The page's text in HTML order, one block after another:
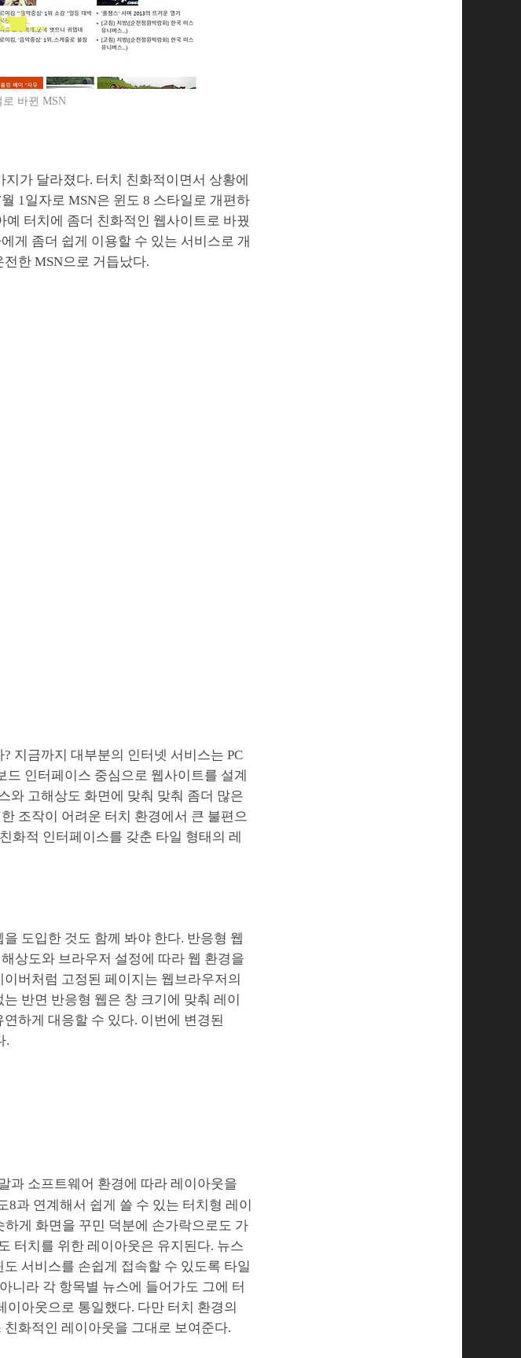
바뀐 MSN
지가 달라졌다. 터치 친화적이면서 상황에
1일자로 MSN은 윈도 8 스타일로 개편하
예 터치에 좀더 친화적인 웹사이트로 바꿨
게 좀더 쉽게 이용할 수 있는 서비스로 개
한 MSN으로 거듭났다.
지금까지 대부분의 인터넷 서비스는 PC
인터페이스 중심으로 웹사이트를 설계
와 고해상도 화면에 맞춰 맞춰 좀더 많은
조작이 어려운 터치 환경에서 큰 불편으
화적 인터페이스를 갖춘 타일 형태의 레
도입한 것도 함께 봐야 한다. 반응형 웹
상도와 브라우저 설정에 따라 웹 환경을
버처럼 고정된 페이지는 웹브라우저의
반면 반응형 웹은 창 크기에 맞춰 레이
하게 대응할 수 있다. 이번에 변경된
.
과 소프트웨어 환경에 따라 레이아웃을
8과 연계해서 쉽게 쓸 수 있는 터치형 레이
게 화면을 꾸민 덕분에 손가락으로도 가
터치를 위한 레이아웃은 유지된다. 뉴스
서비스를 손쉽게 접속할 수 있도록 타일
니라 각 항목별 뉴스에 들어가도 그에 터
아웃으로 통일했다. 다만 터치 환경의
화적인 레이아웃을 그대로 보여준다.